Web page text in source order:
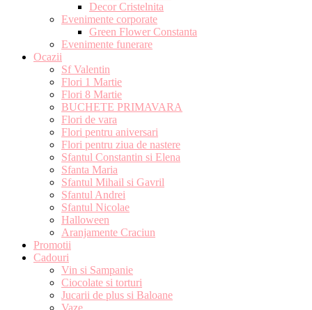
Decor Cristelnita
Evenimente corporate
Green Flower Constanta
Evenimente funerare
Ocazii
Sf Valentin
Flori 1 Martie
Flori 8 Martie
BUCHETE PRIMAVARA
Flori de vara
Flori pentru aniversari
Flori pentru ziua de nastere
Sfantul Constantin si Elena
Sfanta Maria
Sfantul Mihail si Gavril
Sfantul Andrei
Sfantul Nicolae
Halloween
Aranjamente Craciun
Promotii
Cadouri
Vin si Sampanie
Ciocolate si torturi
Jucarii de plus si Baloane
Vaze